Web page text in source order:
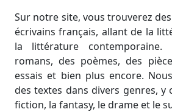
Sur notre site, vous trouverez
écrivains français, allant de la
la littérature contemporaine.
romans, des poèmes, des
essais et bien plus encore.
des textes dans divers genres, y
fiction, la fantasy, le drame et le